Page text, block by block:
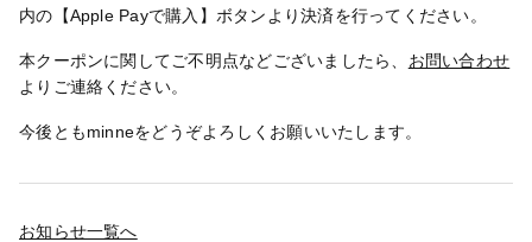
内の【Apple Payで購入】ボタンより決済を行ってください。
本クーポンに関してご不明点などございましたら、 お問い合わせ
よりご連絡ください。
今後ともminneをどうぞよろしくお願いいたします。
お知らせ一覧へ